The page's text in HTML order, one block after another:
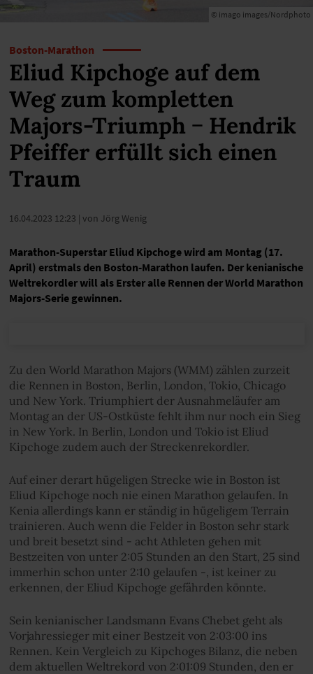
© imago images/Nordphoto
Boston-Marathon
Eliud Kipchoge auf dem
Weg zum kompletten
Majors-Triumph − Hendrik
Pfeiffer erfüllt sich einen
Traum
16.04.2023 12:23 | von Jörg Wenig
Marathon-Superstar Eliud Kipchoge wird am Montag (17.
April) erstmals den Boston-Marathon laufen. Der kenianische
Weltrekordler will als Erster alle Rennen der World Marathon
Majors-Serie gewinnen.
Zu den World Marathon Majors (WMM) zählen zurzeit
die Rennen in Boston, Berlin, London, Tokio, Chicago
und New York. Triumphiert der Ausnahmeläufer am
Montag an der US-Ostküste fehlt ihm nur noch ein Sieg
in New York. In Berlin, London und Tokio ist Eliud
Kipchoge zudem auch der Streckenrekordler.
Auf einer derart hügeligen Strecke wie in Boston ist
Eliud Kipchoge noch nie einen Marathon gelaufen. In
Kenia allerdings kann er ständig in hügeligem Terrain
trainieren. Auch wenn die Felder in Boston sehr stark
und breit besetzt sind - acht Athleten gehen mit
Bestzeiten von unter 2:05 Stunden an den Start, 25 sind
immerhin schon unter 2:10 gelaufen -, ist keiner zu
erkennen, der Eliud Kipchoge gefährden könnte.
Sein kenianischer Landsmann Evans Chebet geht als
Vorjahressieger mit einer Bestzeit von 2:03:00 ins
Rennen. Kein Vergleich zu Kipchoges Bilanz, die neben
dem aktuellen Weltrekord von 2:01:09 Stunden, den er